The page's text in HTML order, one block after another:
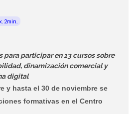
2min.
para participar en 13 cursos sobre
dinamización comercial y
digital
y hasta el 30 de noviembre se
formativas en el Centro